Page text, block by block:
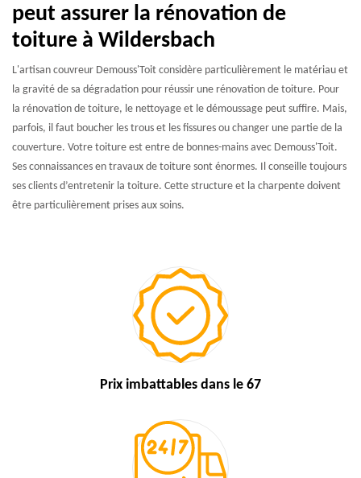
peut assurer la rénovation de
toiture à Wildersbach
L'artisan couvreur Demouss'Toit considère particulièrement le matériau et
la gravité de sa dégradation pour réussir une rénovation de toiture. Pour
la rénovation de toiture, le nettoyage et le démoussage peut suffire. Mais,
parfois, il faut boucher les trous et les fissures ou changer une partie de la
couverture. Votre toiture est entre de bonnes-mains avec Demouss'Toit.
Ses connaissances en travaux de toiture sont énormes. Il conseille toujours
ses clients d’entretenir la toiture. Cette structure et la charpente doivent
être particulièrement prises aux soins.
Prix imbattables dans le 67